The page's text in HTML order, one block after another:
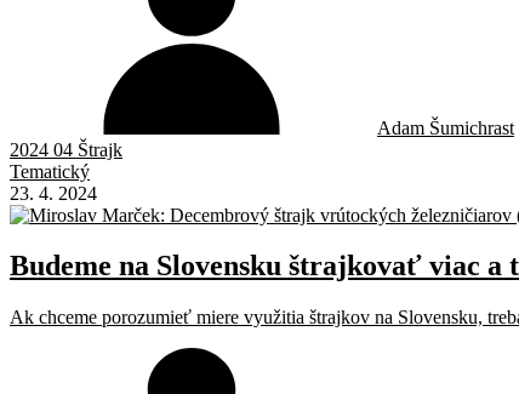
Adam Šumichrast
2024 04 Štrajk
Tematický
23. 4. 2024
Budeme na Slovensku štrajkovať viac a
Ak chceme porozumieť miere využitia štrajkov na Slovensku,